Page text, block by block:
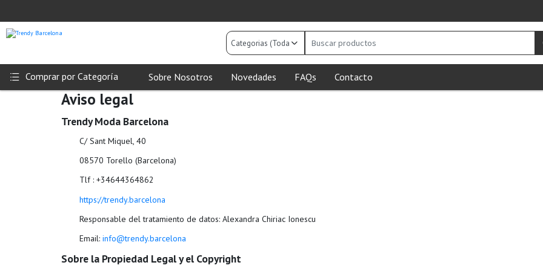
Categorias
(Todas)
productos
Comprar por Categoría Sobre Nosotros Novedades FAQs Contacto
Aviso legal
Trendy Moda Barcelona
C/ Sant Miquel, 40
08570 Torello (Barcelona)
Tlf : +34644364862
https://trendy.barcelona
Responsable del tratamiento de datos: Alexandra Chiriac Ionescu
Email: info@trendy.barcelona
Sobre la Propiedad Legal y el Copyright